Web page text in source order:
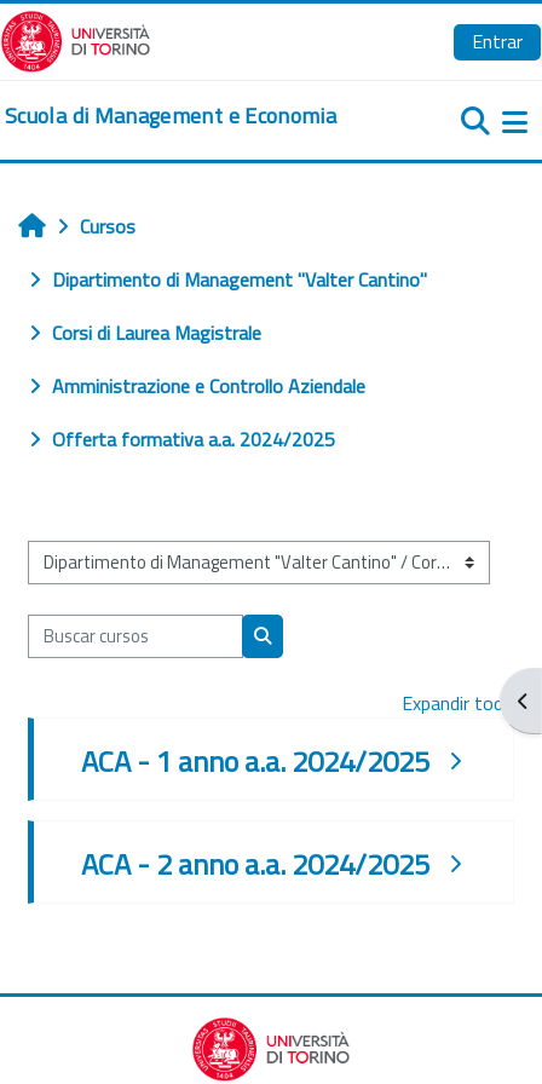
Salta al contenido principal
Entrar
Scuola di Management e Economia
Inicio
Cursos
Dipartimento di Management "Valter Cantino"
Corsi di Laurea Magistrale
Amministrazione e Controllo Aziendale
Offerta formativa a.a. 2024/2025
Categorías
Buscar cursos
Buscar cursos
Expandir todo
ACA - 1 anno a.a. 2024/2025
ACA - 2 anno a.a. 2024/2025